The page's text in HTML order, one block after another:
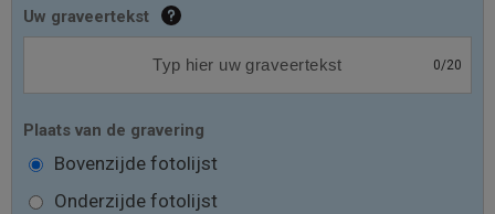
Uw graveertekst
0/20
Plaats van de gravering
Bovenzijde fotolijst
Onderzijde fotolijst